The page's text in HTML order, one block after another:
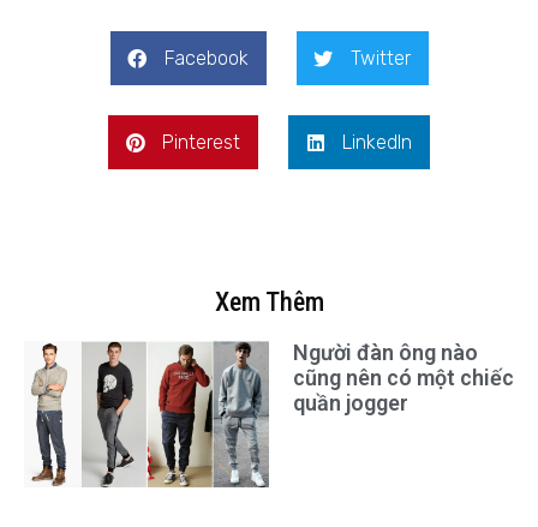
Facebook Twitter
Pinterest LinkedIn
Xem Thêm
Người đàn ông nào
cũng nên có một chiếc
quần jogger